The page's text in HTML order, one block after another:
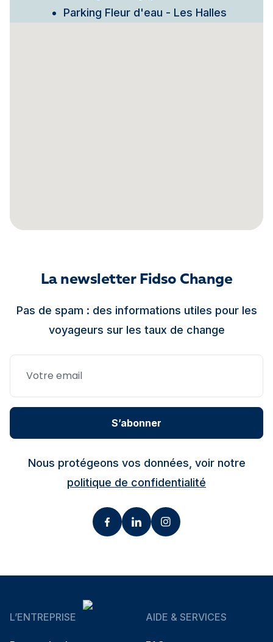
Parking Fleur d'eau - Les Halles
La newsletter Fidso Change
Pas de spam : des informations utiles pour les
voyageurs sur les taux de change
S’abonner
Nous protégeons vos données, voir notre
politique de confidentialité
L’ENTREPRISE AIDE & SERVICES